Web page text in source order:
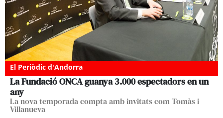
El Periòdic d'Andorra
La Fundació ONCA guanya 3.000 espectadors en un
any
La nova temporada compta amb invitats com Tomàs i
Villanueva